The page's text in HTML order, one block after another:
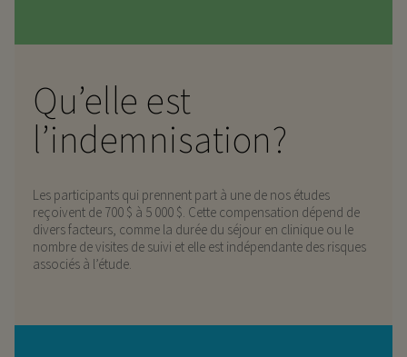
Qu’elle est
l’indemnisation?
Les participants qui prennent part à une de nos études
reçoivent de 700 $ à 5 000 $. Cette compensation dépend de
divers facteurs, comme la durée du séjour en clinique ou le
nombre de visites de suivi et elle est indépendante des risques
associés à l’étude.